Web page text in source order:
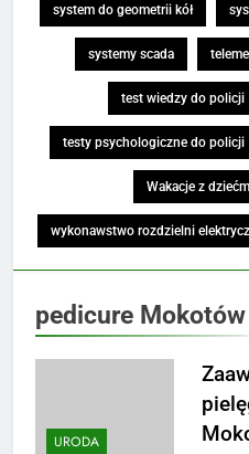
pedicure Mokotów
URODA
system do geometrii kół
systemy scada
test wiedzy do policji
testy psychologiczne do policji
Wakacje z
wykonawstwo rozdzielni